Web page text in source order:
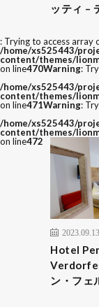
ッティ –
: Trying to access
/home/xs525443/
content/themes/
on line470Warning:
/home/xs525443/
content/themes/
on line471Warning:
/home/xs525443/
content/themes/
on line472
2023.09.13
Hotel
ン・フェ